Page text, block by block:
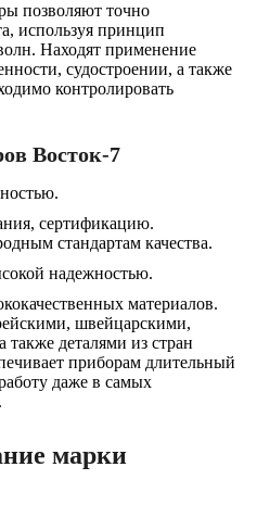
позволяют точно
используя принцип
Находят применение
судостроении, а также
контролировать
Восток-7
сертификацию.
стандартам качества.
надежностью.
материалов.
швейцарскими,
также деталями из стран
приборам длительный
даже в самых
марки